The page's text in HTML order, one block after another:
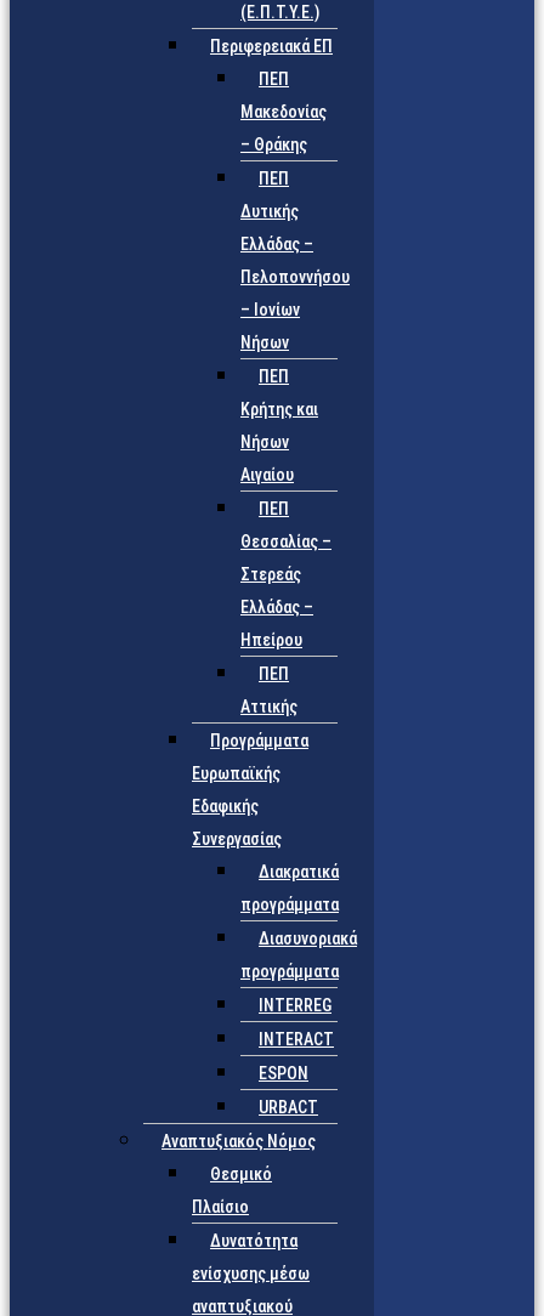
(Ε.Π.Τ.Υ.Ε.)
Περιφερειακά ΕΠ
ΠΕΠ
Μακεδονίας
– Θράκης
ΠΕΠ
Δυτικής
Ελλάδας –
Πελοποννήσου
– Ιονίων
Νήσων
ΠΕΠ
Κρήτης και
Νήσων
Αιγαίου
ΠΕΠ
Θεσσαλίας –
Στερεάς
Ελλάδας –
Ηπείρου
ΠΕΠ
Αττικής
Προγράμματα
Ευρωπαϊκής
Εδαφικής
Συνεργασίας
Διακρατικά
προγράμματα
Διασυνοριακά
προγράμματα
INTERREG
INTERACT
ESPON
URBACT
Αναπτυξιακός Νόμος
Θεσμικό
Πλαίσιο
Δυνατότητα
ενίσχυσης μέσω
αναπτυξιακού